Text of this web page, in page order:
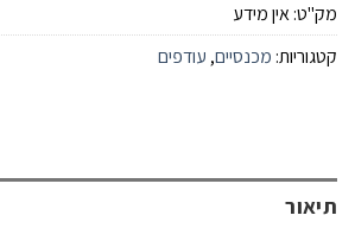
מק"ט:אין מידע
קטגוריות: מכנסיים, עודפים
תיאור